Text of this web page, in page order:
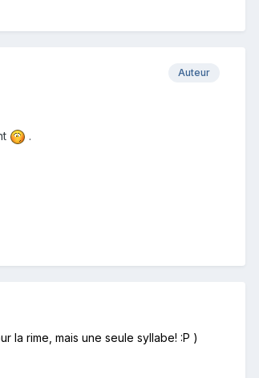
Auteur
.
la rime, mais une seule syllabe! :P )